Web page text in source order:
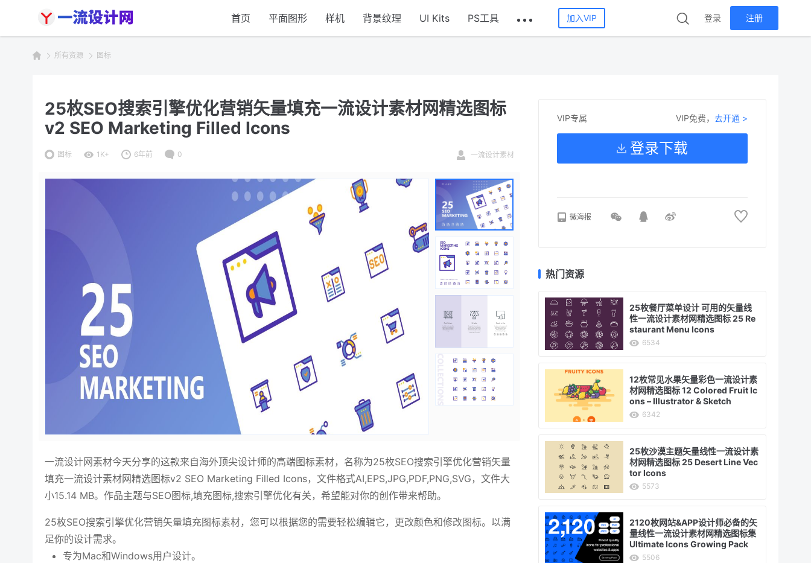
首页 平面图形 样机 背景纹理 UI Kits PS工具 加入VIP 登录 注册
所有资源 图标
25枚SEO搜索引擎优化营销矢量填充一流设计素材网精选图标
v2 SEO Marketing Filled Icons
图标 1K+ 6年前 0 一流设计素材
一流设计网素材今天分享的这款来自海外顶尖设计师的高端图标素材，名称为25枚SEO搜索引擎优化营销矢量
填充一流设计素材网精选图标v2 SEO Marketing Filled Icons，文件格式AI,EPS,JPG,PDF,PNG,SVG，文件大
小15.14 MB。作品主题与SEO图标,填充图标,搜索引擎优化有关，希望能对你的创作带来帮助。
25枚SEO搜索引擎优化营销矢量填充图标素材，您可以根据您的需要轻松编辑它，更改颜色和修改图标。以满
足你的设计需求。
专为Mac和Windows用户设计。
VIP专属 VIP免费，去开通 >
登录下载
微海报
热门资源
25枚餐厅菜单设计 可用的矢量线
性一流设计素材网精选图标 25 Re
staurant Menu Icons
6534
12枚常见水果矢量彩色一流设计素
材网精选图标 12 Colored Fruit Ic
ons – Illustrator & Sketch
6342
25枚沙漠主题矢量线性一流设计素
材网精选图标 25 Desert Line Vec
tor Icons
5573
2120枚网站&APP设计师必备的矢
量线性一流设计素材网精选图标集
Ultimate Icons Growing Pack
5506